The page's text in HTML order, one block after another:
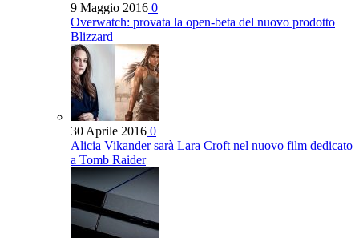
9 Maggio 2016 0
Overwatch: provata la open-beta del nuovo prodotto
Blizzard
30 Aprile 2016 0
Alicia Vikander sarà Lara Croft nel nuovo film dedicato
a Tomb Raider